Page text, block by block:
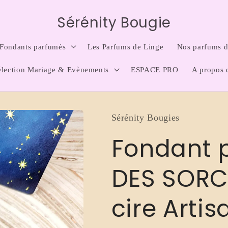
Sérénity Bougie
parfumés Les Parfums de Linge Nos parfums
Mariage & Evènements ESPACE PRO A propos
Sérénity Bougies
Fondant
DES
cire